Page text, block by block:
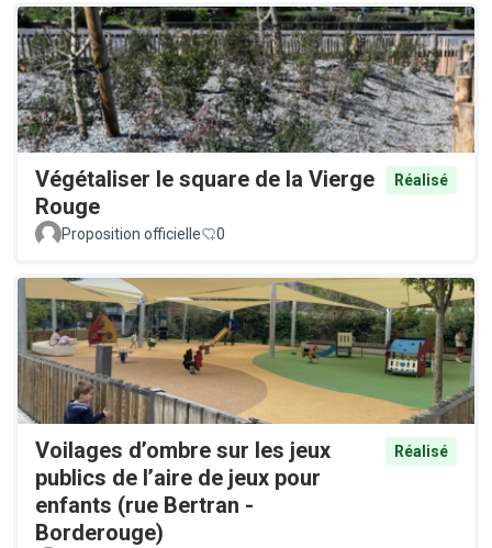
Végétaliser le square de la Vierge
Rouge
Réalisé
Proposition officielle 0
Voilages d’ombre sur les jeux
publics de l’aire de jeux pour
enfants (rue Bertran -
Borderouge)
Réalisé